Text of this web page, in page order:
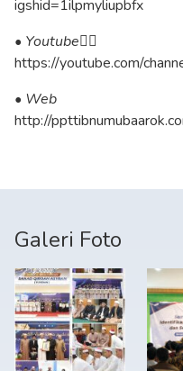
igshid=1ilpmyliupbfx
• Youtube👇🏼
https://youtube.com/
• Web
http://
Galeri Foto